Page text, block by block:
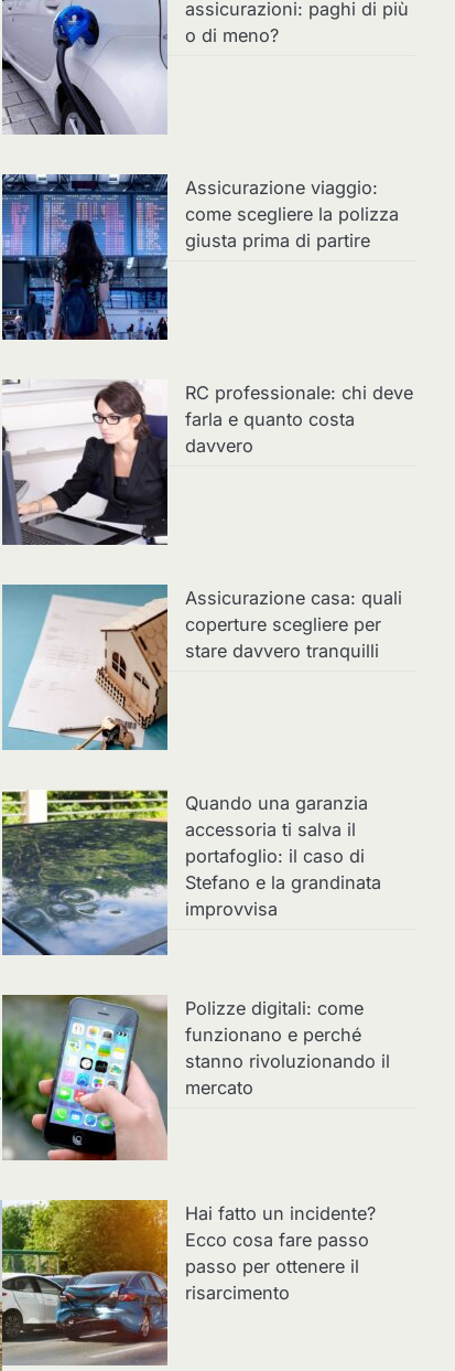
assicurazioni: paghi di più
o di meno?
Assicurazione viaggio:
come scegliere la polizza
giusta prima di partire
RC professionale: chi deve
farla e quanto costa
davvero
Assicurazione casa: quali
coperture scegliere per
stare davvero tranquilli
Quando una garanzia
accessoria ti salva il
portafoglio: il caso di
Stefano e la grandinata
improvvisa
Polizze digitali: come
funzionano e perché
stanno rivoluzionando il
mercato
Hai fatto un incidente?
Ecco cosa fare passo
passo per ottenere il
risarcimento